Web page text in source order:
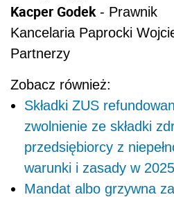
Kacper Godek - Prawnik
Kancelaria Paprocki
Partnerzy
Zobacz również:
Składki ZUS
zwolnienie ze składki
przedsiębiorcy z
warunki i zasady w
Mandat albo grzywna